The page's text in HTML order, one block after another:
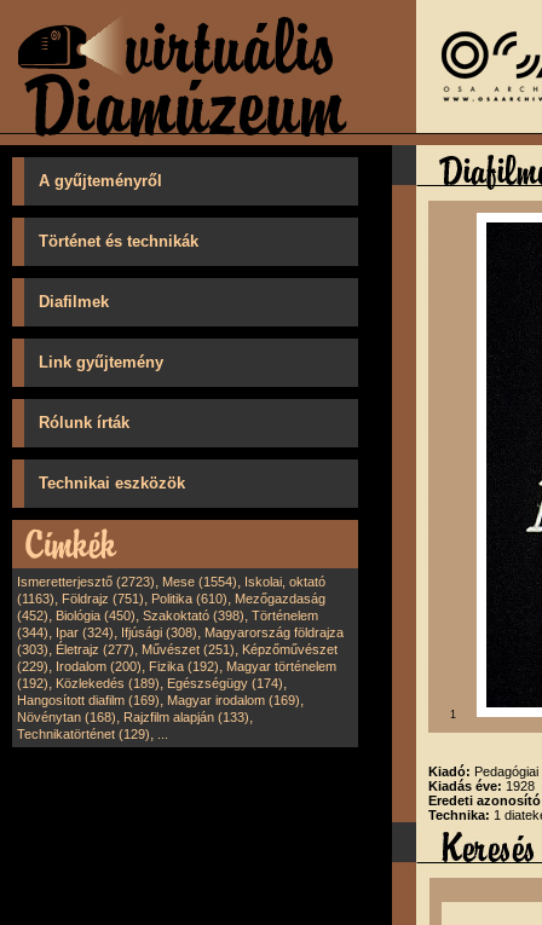
A gyűjteményről
Történet és technikák
Diafilmek
Link gyűjtemény
Rólunk írták
Technikai eszközök
Ismeretterjesztő (2723), Mese (1554), Iskolai, oktató
(1163), Földrajz (751), Politika (610), Mezőgazdaság
(452), Biológia (450), Szakoktató (398), Történelem
(344), Ipar (324), Ifjúsági (308), Magyarország földrajza
(303), Életrajz (277), Művészet (251), Képzőművészet
(229), Irodalom (200), Fizika (192), Magyar történelem
(192), Közlekedés (189), Egészségügy (174),
Hangosított diafilm (169), Magyar irodalom (169),
Növénytan (168), Rajzfilm alapján (133),
Technikatörténet (129),
1
Kiadó:
Kiadás éve: 1928
Eredeti
Technika: 1